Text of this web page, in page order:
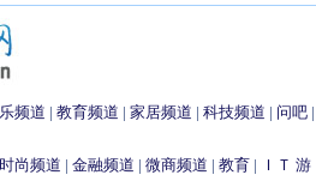
频道 | 教育频道 | 家居频道 | 科技频道 | 问吧 |
时尚频道 | 金融频道 | 微商频道 | 教育 | ＩＴ 游